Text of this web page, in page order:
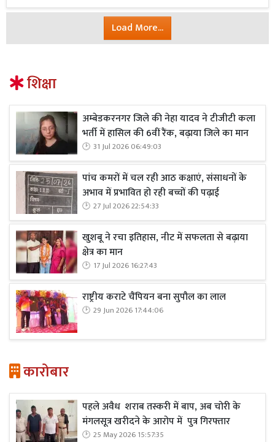
Load More...
शिक्षा
अम्बेडकरनगर जिले की नेहा यादव ने टीजीटी कला
भर्ती में हासिल की 6वीं रैंक, बढ़ाया जिले का मान
31 Jul 2026 06:49:03
पांच कमरों में चल रही आठ कक्षाएं, संसाधनों के
अभाव में प्रभावित हो रही बच्चों की पढ़ाई
27 Jul 2026 22:54:33
खुशबू ने रचा इतिहास, नीट में सफलता से बढ़ाया
क्षेत्र का मान
17 Jul 2026 16:27:43
राष्ट्रीय कराटे चैंपियन बना सुपौल का लाल
29 Jun 2026 17:44:06
कारोबार
पहले अवैध शराब तस्करी में बाप, अब चोरी के
मंगलसूत्र खरीदने के आरोप में पुत्र गिरफ्तार
25 May 2026 15:57:35